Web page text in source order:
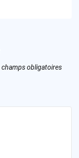
champs obligatoires